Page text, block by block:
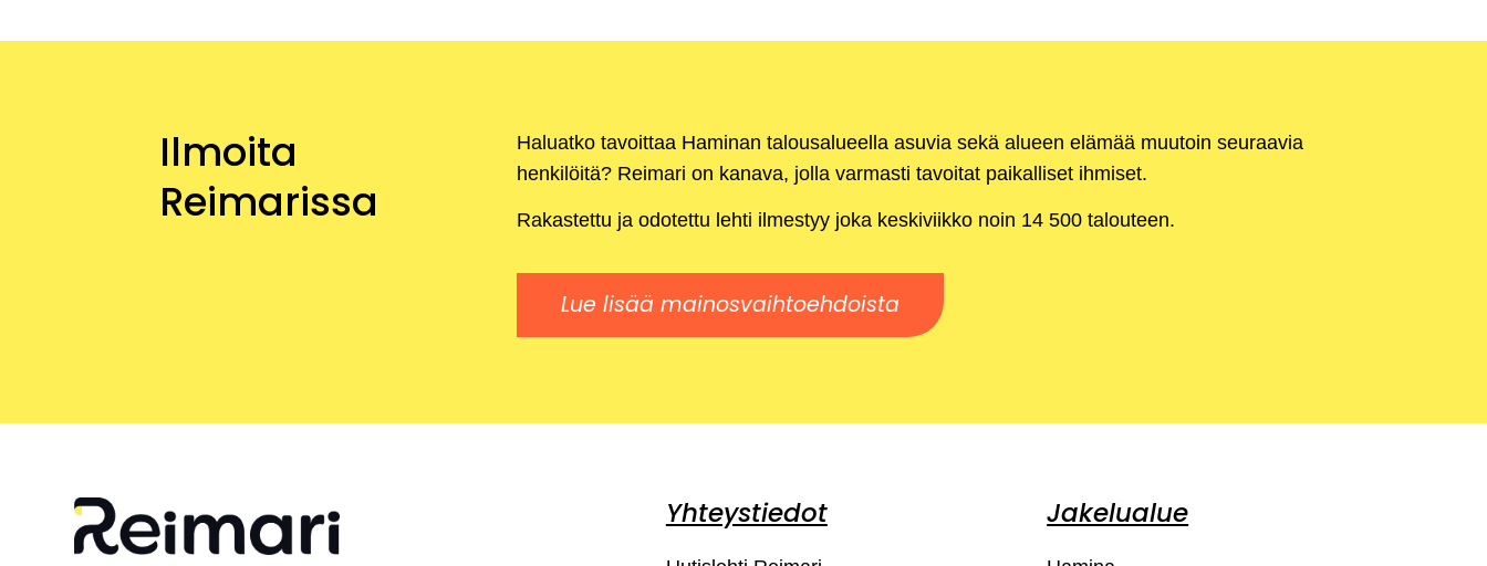
Ilmoita
Reimarissa
Haluatko tavoittaa Haminan talousalueella asuvia sekä alueen elämää muutoin seuraavia
henkilöitä? Reimari on kanava, jolla varmasti tavoitat paikalliset ihmiset.
Rakastettu ja odotettu lehti ilmestyy joka keskiviikko noin 14 500 talouteen.
Lue lisää mainosvaihtoehdoista
Yhteystiedot Jakelualue